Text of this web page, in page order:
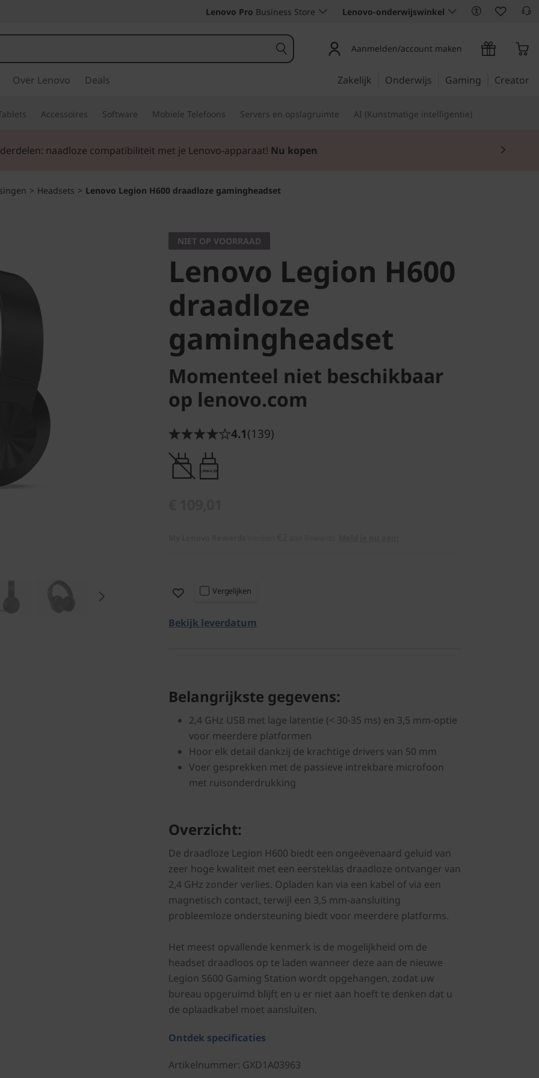
Lenovo Pro Business Store Lenovo-onderwijswinkel
Aanmelden/account maken
Over Lenovo Deals Zakelijk Onderwijs Gaming Creator
Accessoires Software Mobiele Telefoons Servers en opslagruimte AI (Kunstmatige intelligentie)
korting in het winkelmandje bij aankoop van een pc – t/m 30 september
> Headsets > Lenovo Legion H600 draadloze gamingheadset
NIET OP VOORRAAD
Lenovo Legion H600
draadloze
gamingheadset
Momenteel niet beschikbaar
op lenovo.com
4.1(139)
0.35W-4.25W
Vergelijken
Bekijk leverdatum
Belangrijkste gegevens:
2,4 GHz USB met lage latentie (< 30-35 ms) en 3,5 mm-optie
voor meerdere platformen
Hoor elk detail dankzij de krachtige drivers van 50 mm
Voer gesprekken met de passieve intrekbare microfoon
met ruisonderdrukking
Overzicht:
De draadloze Legion H600 biedt een ongeëvenaard geluid van
zeer hoge kwaliteit met een eersteklas draadloze ontvanger van
2,4 GHz zonder verlies. Opladen kan via een kabel of via een
magnetisch contact, terwijl een 3,5 mm-aansluiting
probleemloze ondersteuning biedt voor meerdere platforms.
Het meest opvallende kenmerk is de mogelijkheid om de
headset draadloos op te laden wanneer deze aan de nieuwe
Legion S600 Gaming Station wordt opgehangen, zodat uw
bureau opgeruimd blijft en u er niet aan hoeft te denken dat u
de oplaadkabel moet aansluiten.
Ontdek specificaties
Artikelnummer: GXD1A03963